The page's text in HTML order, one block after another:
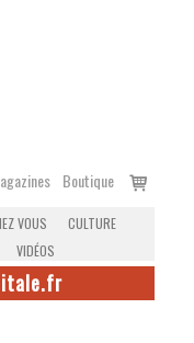
Boutique
Voir
VOUS
CULTURE
VIDÉOS